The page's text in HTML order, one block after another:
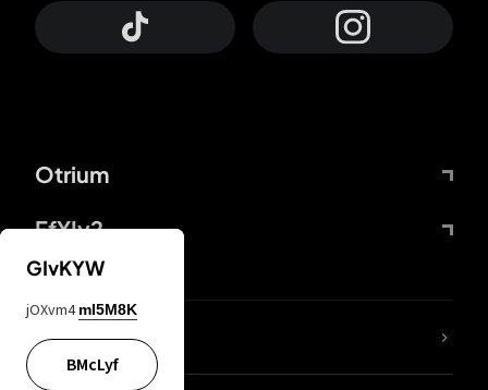
Otrium
FfYIy2
Lj7sBL
GIvKYW
jOXvm4 mI5M8K
BMcLyf